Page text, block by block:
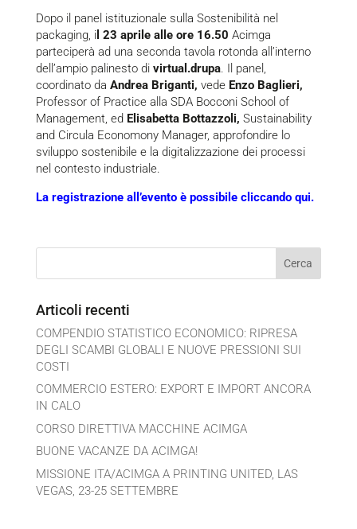
Dopo il panel istituzionale sulla Sostenibilità nel
packaging, il 23 aprile alle ore 16.50 Acimga
parteciperà ad una seconda tavola rotonda all’interno
dell’ampio palinesto di virtual.drupa. Il panel,
coordinato da Andrea Briganti, vede Enzo Baglieri,
Professor of Practice alla SDA Bocconi School of
Management, ed Elisabetta Bottazzoli, Sustainability
and Circula Economony Manager, approfondire lo
sviluppo sostenibile e la digitalizzazione dei processi
nel contesto industriale.
La registrazione all’evento è possibile cliccando qui.
Articoli recenti
COMPENDIO STATISTICO ECONOMICO: RIPRESA
DEGLI SCAMBI GLOBALI E NUOVE PRESSIONI SUI
COSTI
COMMERCIO ESTERO: EXPORT E IMPORT ANCORA
IN CALO
CORSO DIRETTIVA MACCHINE ACIMGA
BUONE VACANZE DA ACIMGA!
MISSIONE ITA/ACIMGA A PRINTING UNITED, LAS
VEGAS, 23-25 SETTEMBRE